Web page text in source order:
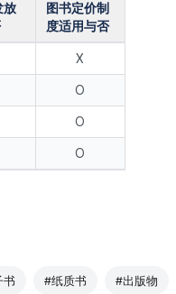
放
图书定价制
度适用与否
X
O
O
O
书 #纸质书 #出版物